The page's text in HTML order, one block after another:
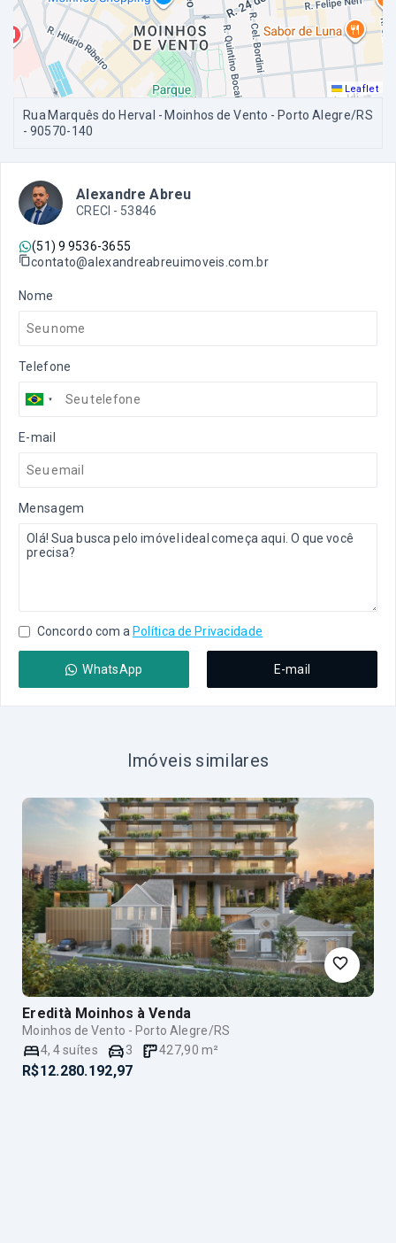
Leaflet
Rua Marquês do Herval - Moinhos de Vento - Porto Alegre/RS
- 90570-140
Alexandre Abreu
CRECI - 53846
(51) 9 9536-3655
contato@alexandreabreuimoveis.com.br
Nome
Telefone
E-mail
Mensagem
Concordo com a Política de Privacidade
WhatsApp E-mail
Imóveis similares
Eredità Moinhos à Venda
Moinhos de Vento - Porto Alegre/RS
4,4suítes 3 427,90 m²
R$12.280.192,97